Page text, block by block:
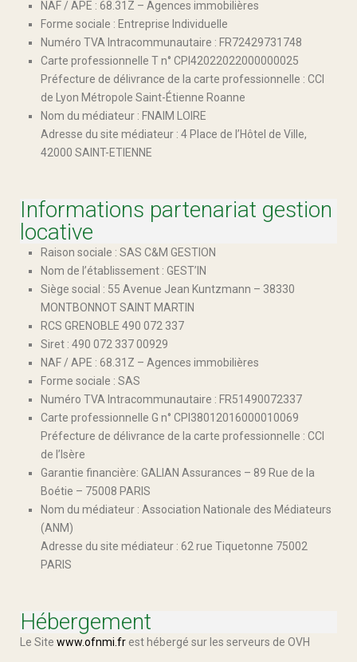
NAF / APE : 68.31Z – Agences immobilières
Forme sociale : Entreprise Individuelle
Numéro TVA Intracommunautaire : FR72429731748
Carte professionnelle T n° CPI42022022000000025
Préfecture de délivrance de la carte professionnelle : CCI
de Lyon Métropole Saint-Étienne Roanne
Nom du médiateur : FNAIM LOIRE
Adresse du site médiateur : 4 Place de l’Hôtel de Ville,
42000 SAINT-ETIENNE
Informations partenariat gestion
locative
Raison sociale : SAS C&M GESTION
Nom de l’établissement : GEST’IN
Siège social : 55 Avenue Jean Kuntzmann – 38330
MONTBONNOT SAINT MARTIN
RCS GRENOBLE 490 072 337
Siret : 490 072 337 00929
NAF / APE : 68.31Z – Agences immobilières
Forme sociale : SAS
Numéro TVA Intracommunautaire : FR51490072337
Carte professionnelle G n° CPI38012016000010069
Préfecture de délivrance de la carte professionnelle : CCI
de l’Isère
Garantie financière: GALIAN Assurances – 89 Rue de la
Boétie – 75008 PARIS
Nom du médiateur : Association Nationale des Médiateurs
(ANM)
Adresse du site médiateur : 62 rue Tiquetonne 75002
PARIS
Hébergement
Le Site www.ofnmi.fr est hébergé sur les serveurs de OVH